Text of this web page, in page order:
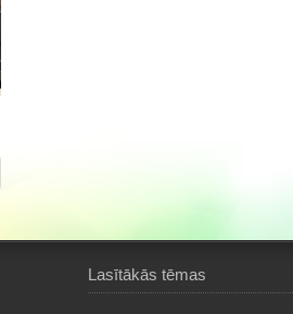
Lasītākās tēmas